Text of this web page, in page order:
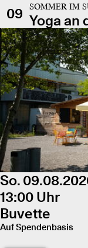
09
SOMMER IM
Yoga an
So.
13:00 Uhr
Buvette
Auf Spendenbasis